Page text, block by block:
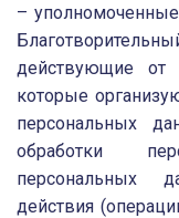
–
действующие от
которые
персональных
обработки
персональных
действия